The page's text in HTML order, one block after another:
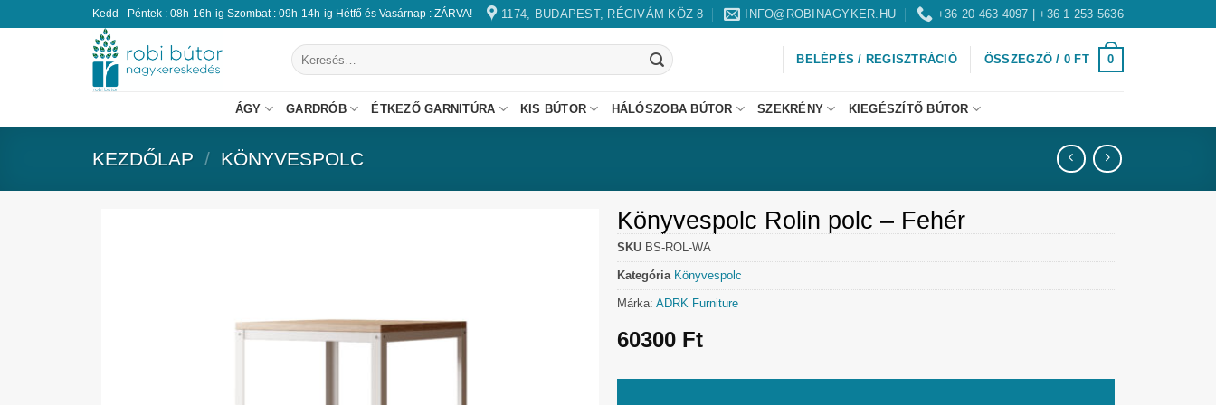
Kedd - Péntek : 08h-16h-ig Szombat : 09h-14h-ig Hétfő és Vasárnap : ZÁRVA! 1174, BUDAPEST, RÉGIVÁM KÖZ 8 INFO@ROBINAGYKER.HU +36 20 463 4097 | +36 1 253 5636
BELÉPÉS / REGISZTRÁCIÓ ÖSSZEGZŐ / 0 FT 0
ÁGY GARDRÓB ÉTKEZŐ GARNITÚRA KIS BÚTOR HÁLÓSZOBA BÚTOR SZEKRÉNY KIEGÉSZÍTŐ BÚTOR
KEZDŐLAP / KÖNYVESPOLC
Könyvespolc Rolin polc – Fehér
SKU BS-ROL-WA
Kategória Könyvespolc
Márka: ADRK Furniture
60300 Ft